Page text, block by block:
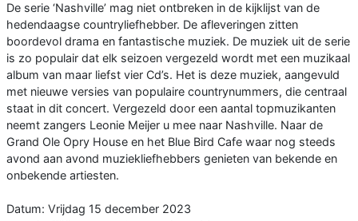
De serie ‘Nashville’ mag niet ontbreken in de kijklijst van de
hedendaagse countryliefhebber. De afleveringen zitten
boordevol drama en fantastische muziek. De muziek uit de serie
is zo populair dat elk seizoen vergezeld wordt met een muzikaal
album van maar liefst vier Cd’s. Het is deze muziek, aangevuld
met nieuwe versies van populaire countrynummers, die centraal
staat in dit concert. Vergezeld door een aantal topmuzikanten
neemt zangers Leonie Meijer u mee naar Nashville. Naar de
Grand Ole Opry House en het Blue Bird Cafe waar nog steeds
avond aan avond muziekliefhebbers genieten van bekende en
onbekende artiesten.
Datum: Vrijdag 15 december 2023